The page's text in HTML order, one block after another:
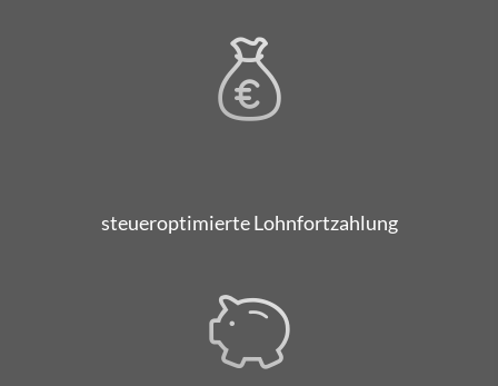
steueroptimierte Lohnfortzahlung